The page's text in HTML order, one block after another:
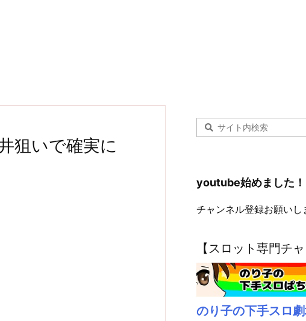
狙いで確実に
youtube始めました！
チャンネル登録お願いし
【スロット専門チャ
のり子の下手スロ